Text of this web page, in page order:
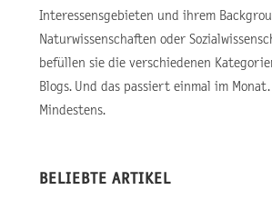
Interessensgebieten und ihrem
Naturwissenschaften oder
befüllen sie die verschiedenen
Blogs. Und das passiert einmal im Monat.
Mindestens.
BELIEBTE ARTIKEL